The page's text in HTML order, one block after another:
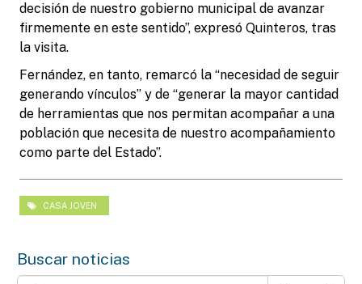
decisión de nuestro gobierno municipal de avanzar
firmemente en este sentido”, expresó Quinteros, tras
la visita.
Fernández, en tanto, remarcó la “necesidad de seguir
generando vínculos” y de “generar la mayor cantidad
de herramientas que nos permitan acompañar a una
población que necesita de nuestro acompañamiento
como parte del Estado”.
CASA JOVEN
Buscar noticias